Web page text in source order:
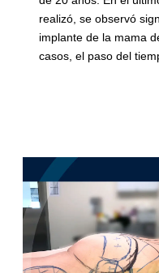
realizó, se observó
implante de la mama
casos, el paso del